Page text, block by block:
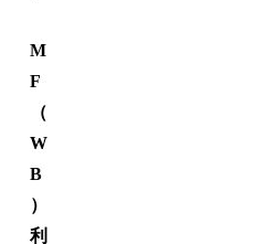
M
F
（
W
B
）
利